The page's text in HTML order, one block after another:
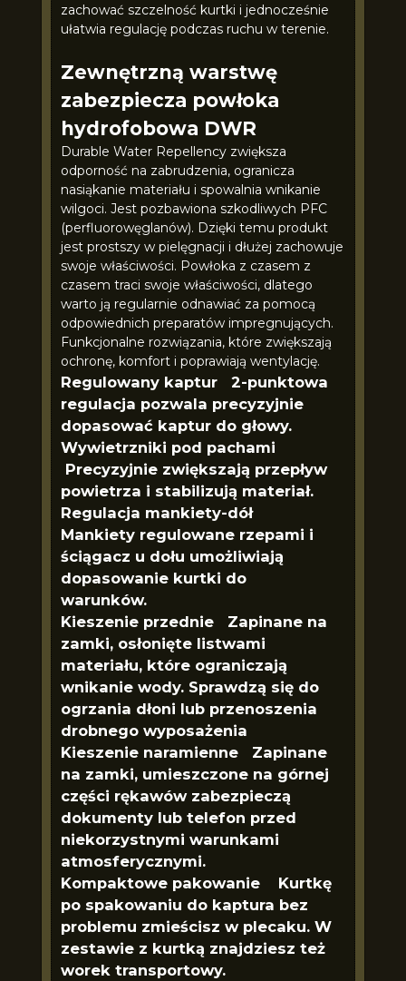
zachować szczelność kurtki i jednocześnie
ułatwia regulację podczas ruchu w terenie.
Zewnętrzną warstwę
zabezpiecza powłoka
hydrofobowa DWR
Durable Water Repellency zwiększa
odporność na zabrudzenia, ogranicza
nasiąkanie materiału i spowalnia wnikanie
wilgoci. Jest pozbawiona szkodliwych PFC
(perfluorowęglanów). Dzięki temu produkt
jest prostszy w pielęgnacji i dłużej zachowuje
swoje właściwości. Powłoka z czasem z
czasem traci swoje właściwości, dlatego
warto ją regularnie odnawiać za pomocą
odpowiednich preparatów impregnujących.
Funkcjonalne rozwiązania, które zwiększają
ochronę, komfort i poprawiają wentylację.
Regulowany kaptur 2-punktowa
regulacja pozwala precyzyjnie
dopasować kaptur do głowy.
Wywietrzniki pod pachami
Precyzyjnie zwiększają przepływ
powietrza i stabilizują materiał.
Regulacja mankiety-dół
Mankiety regulowane rzepami i
ściągacz u dołu umożliwiają
dopasowanie kurtki do
warunków.
Kieszenie przednie Zapinane na
zamki, osłonięte listwami
materiału, które ograniczają
wnikanie wody. Sprawdzą się do
ogrzania dłoni lub przenoszenia
drobnego wyposażenia
Kieszenie naramienne Zapinane
na zamki, umieszczone na górnej
części rękawów zabezpieczą
dokumenty lub telefon przed
niekorzystnymi warunkami
atmosferycznymi.
Kompaktowe pakowanie Kurtkę
po spakowaniu do kaptura bez
problemu zmieścisz w plecaku. W
zestawie z kurtką znajdziesz też
worek transportowy.